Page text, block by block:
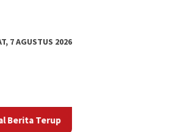
7 AGUSTUS 2026
& Terpercaya